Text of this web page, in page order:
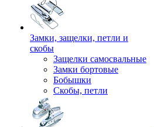
Замки, защелки, петли и
скобы
Защелки самосвальные
Замки бортовые
Бобышки
Скобы, петли